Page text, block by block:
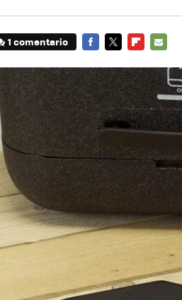
1 comentario
MAIL